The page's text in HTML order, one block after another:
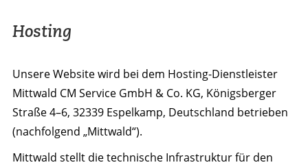
Hosting
Unsere Website wird bei dem Hosting-Dienstleister
Mittwald CM Service GmbH & Co. KG, Königsberger
Straße 4–6, 32339 Espelkamp, Deutschland betrieben
(nachfolgend „Mittwald“).
Mittwald stellt die technische Infrastruktur für den